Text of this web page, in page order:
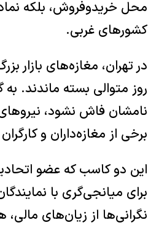
محل خریدوفروش، بلکه
کشورهای غربی.
در تهران، مغازه‌های بازار
روز متوالی بسته ماندند.
نامشان فاش نشود، نیروهای
برخی از مغازه‌داران و
این دو کاسب که عضو
برای میانجی‌گری با
نگرانی‌ها از زیان‌های